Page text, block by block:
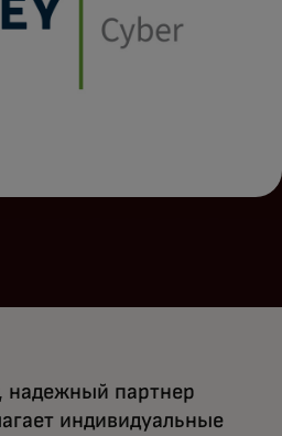
партнер
индивидуальные